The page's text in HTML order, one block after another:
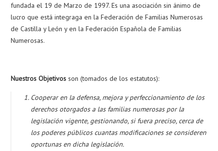
fundada el 19 de Marzo de 1997. Es una asociación sin ánimo de
lucro que está integraga en la Federación de Familias Numerosas
de Castilla y León y en la Federación Española de Familias
Numerosas.
Nuestros Objetivos son (tomados de los estatutos):
Cooperar en la defensa, mejora y perfeccionamiento de los
derechos otorgados a las familias numerosas por la
legislación vigente, gestionando, si fuera preciso, cerca de
los poderes públicos cuantas modificaciones se consideren
oportunas en dicha legislación.